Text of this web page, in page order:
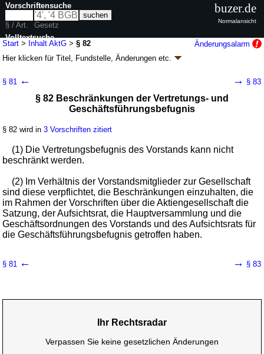
Start > Inhalt AktG >§ 82
Änderungsalarm
Hier klicken fürTitel, Fundstelle, Änderungen etc.
04.02.2026 BGBl. 2026 I Nr. 33
Geltung ab 01.01.1966; FNA: 4121-1Recht der Aktiengesellschaften und
48 weitere Fassungen | wird in 905 Vorschriften zitiert
Erstes Buch Aktiengesellschaft
Vierter Teil Verfassung der Aktiengesellschaft
§ 81 ← → § 83
§ 82 Beschränkungen der Vertretungs- und
Geschäftsführungsbefugnis
§ 82 wird in3 Vorschriften zitiert
(1) Die Vertretungsbefugnis des Vorstands kann nicht
beschränkt werden.
(2) Im Verhältnis der Vorstandsmitglieder zur Gesellschaft
sind diese verpflichtet, die Beschränkungen einzuhalten, die
im Rahmen der Vorschriften über die Aktiengesellschaft die
Satzung, der Aufsichtsrat, die Hauptversammlung und die
Geschäftsordnungen des Vorstands und des Aufsichtsrats für
die Geschäftsführungsbefugnis getroffen haben.
§ 81 ← → § 83
Ihr Rechtsradar
Verpassen Sie keine gesetzlichen Änderungen
Vorschriftensuche
§ / Art.
Gesetz
Volltextsuche
nur in AktG
buzer.de
Normalansicht